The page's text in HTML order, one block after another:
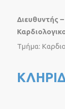
Διευθυντής
Τμήμα: